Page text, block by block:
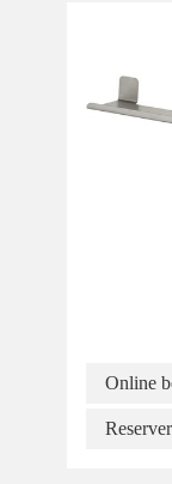
Online